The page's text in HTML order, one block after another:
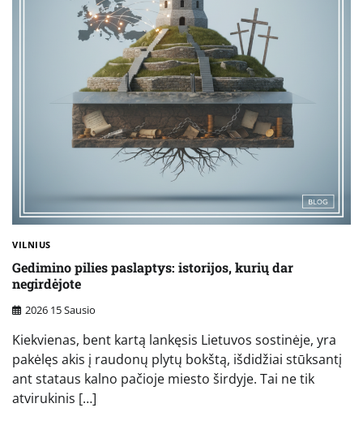
VILNIUS
Gedimino pilies paslaptys: istorijos, kurių dar
negirdėjote
2026 15 Sausio
Kiekvienas, bent kartą lankęsis Lietuvos sostinėje, yra
pakėlęs akis į raudonų plytų bokštą, išdidžiai stūksantį
ant stataus kalno pačioje miesto širdyje. Tai ne tik
atvirukinis […]